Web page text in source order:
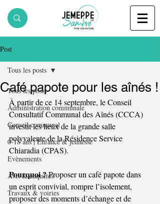
Post
Tous les posts
Administration communale
Conseil communal
0-18 ans | Enfance & jeunesse
Evènements
Avis & enquêtes
Travaux & voiries
Tous les posts
Café papote pour les aînés !
À partir de ce 14 septembre, le Conseil
Consultatif Communal des Aînés (CCCA)
investit les lieux de la grande salle
polyvalente de la Résidence Service
Chiaradia (CPAS).
Pourquoi ? Proposer un café papote dans
un esprit convivial, rompre l’isolement,
proposer des moments d’échange et de